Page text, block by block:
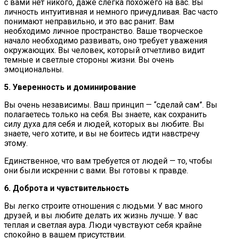
с вами нет никого, даже слегка похожего на вас. Вы
личность интуитивная и немного причудливая. Вас часто
понимают неправильно, и это вас ранит. Вам
необходимо личное пространство. Ваше творческое
начало необходимо развивать, оно требует уважения
окружающих. Вы человек, который отчетливо видит
темные и светлые стороны жизни. Вы очень
эмоциональны.
5. Уверенность и доминирование
Вы очень независимы. Ваш принцип — “сделай сам”. Вы
полагаетесь только на себя. Вы знаете, как сохранить
силу духа для себя и людей, которых вы любите. Вы
знаете, чего хотите, и вы не боитесь идти навстречу
этому.
Единственное, что вам требуется от людей — то, чтобы
они были искренни с вами. Вы готовы к правде.
6. Доброта и чувствительность
Вы легко строите отношения с людьми. У вас много
друзей, и вы любите делать их жизнь лучше. У вас
теплая и светлая аура. Люди чувствуют себя крайне
спокойно в вашем присутствии.